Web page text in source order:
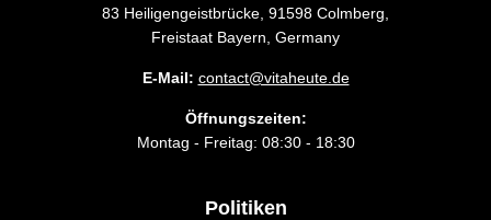
83 Heiligengeistbrücke, 91598 Colmberg,
Freistaat Bayern, Germany
E-Mail: contact@vitaheute.de
Öffnungszeiten:
Montag - Freitag: 08:30 - 18:30
Politiken